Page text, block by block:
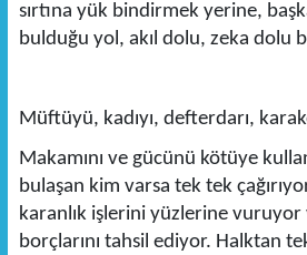
sırtına yük bindirmek yerine,
bulduğu yol, akıl dolu, zeka dolu
Müftüyü, kadıyı, defterdarı,
Makamını ve gücünü kötüye
bulaşan kim varsa tek tek
karanlık işlerini yüzlerine vuruyor
borçlarını tahsil ediyor. Halktan